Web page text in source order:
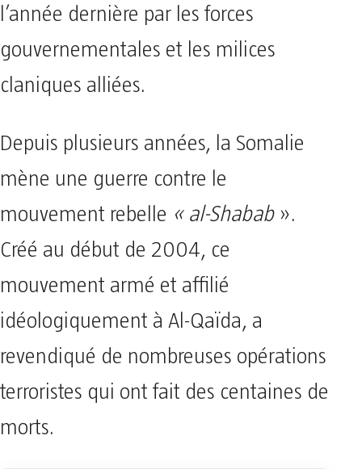
l’année dernière par les forces
gouvernementales et les milices
claniques alliées.
Depuis plusieurs années, la Somalie
mène une guerre contre le
mouvement rebelle « al-Shabab ».
Créé au début de 2004, ce
mouvement armé et affilié
idéologiquement à Al-Qaïda, a
revendiqué de nombreuses opérations
terroristes qui ont fait des centaines de
morts.